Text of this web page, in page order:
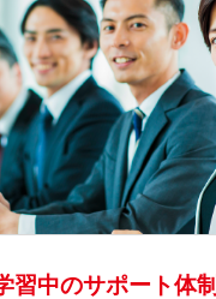
品について
習中のサポート体